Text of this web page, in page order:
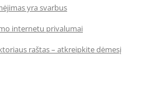
yra svarbus
internetu privalumai
raštas – atkreipkite dėmesį